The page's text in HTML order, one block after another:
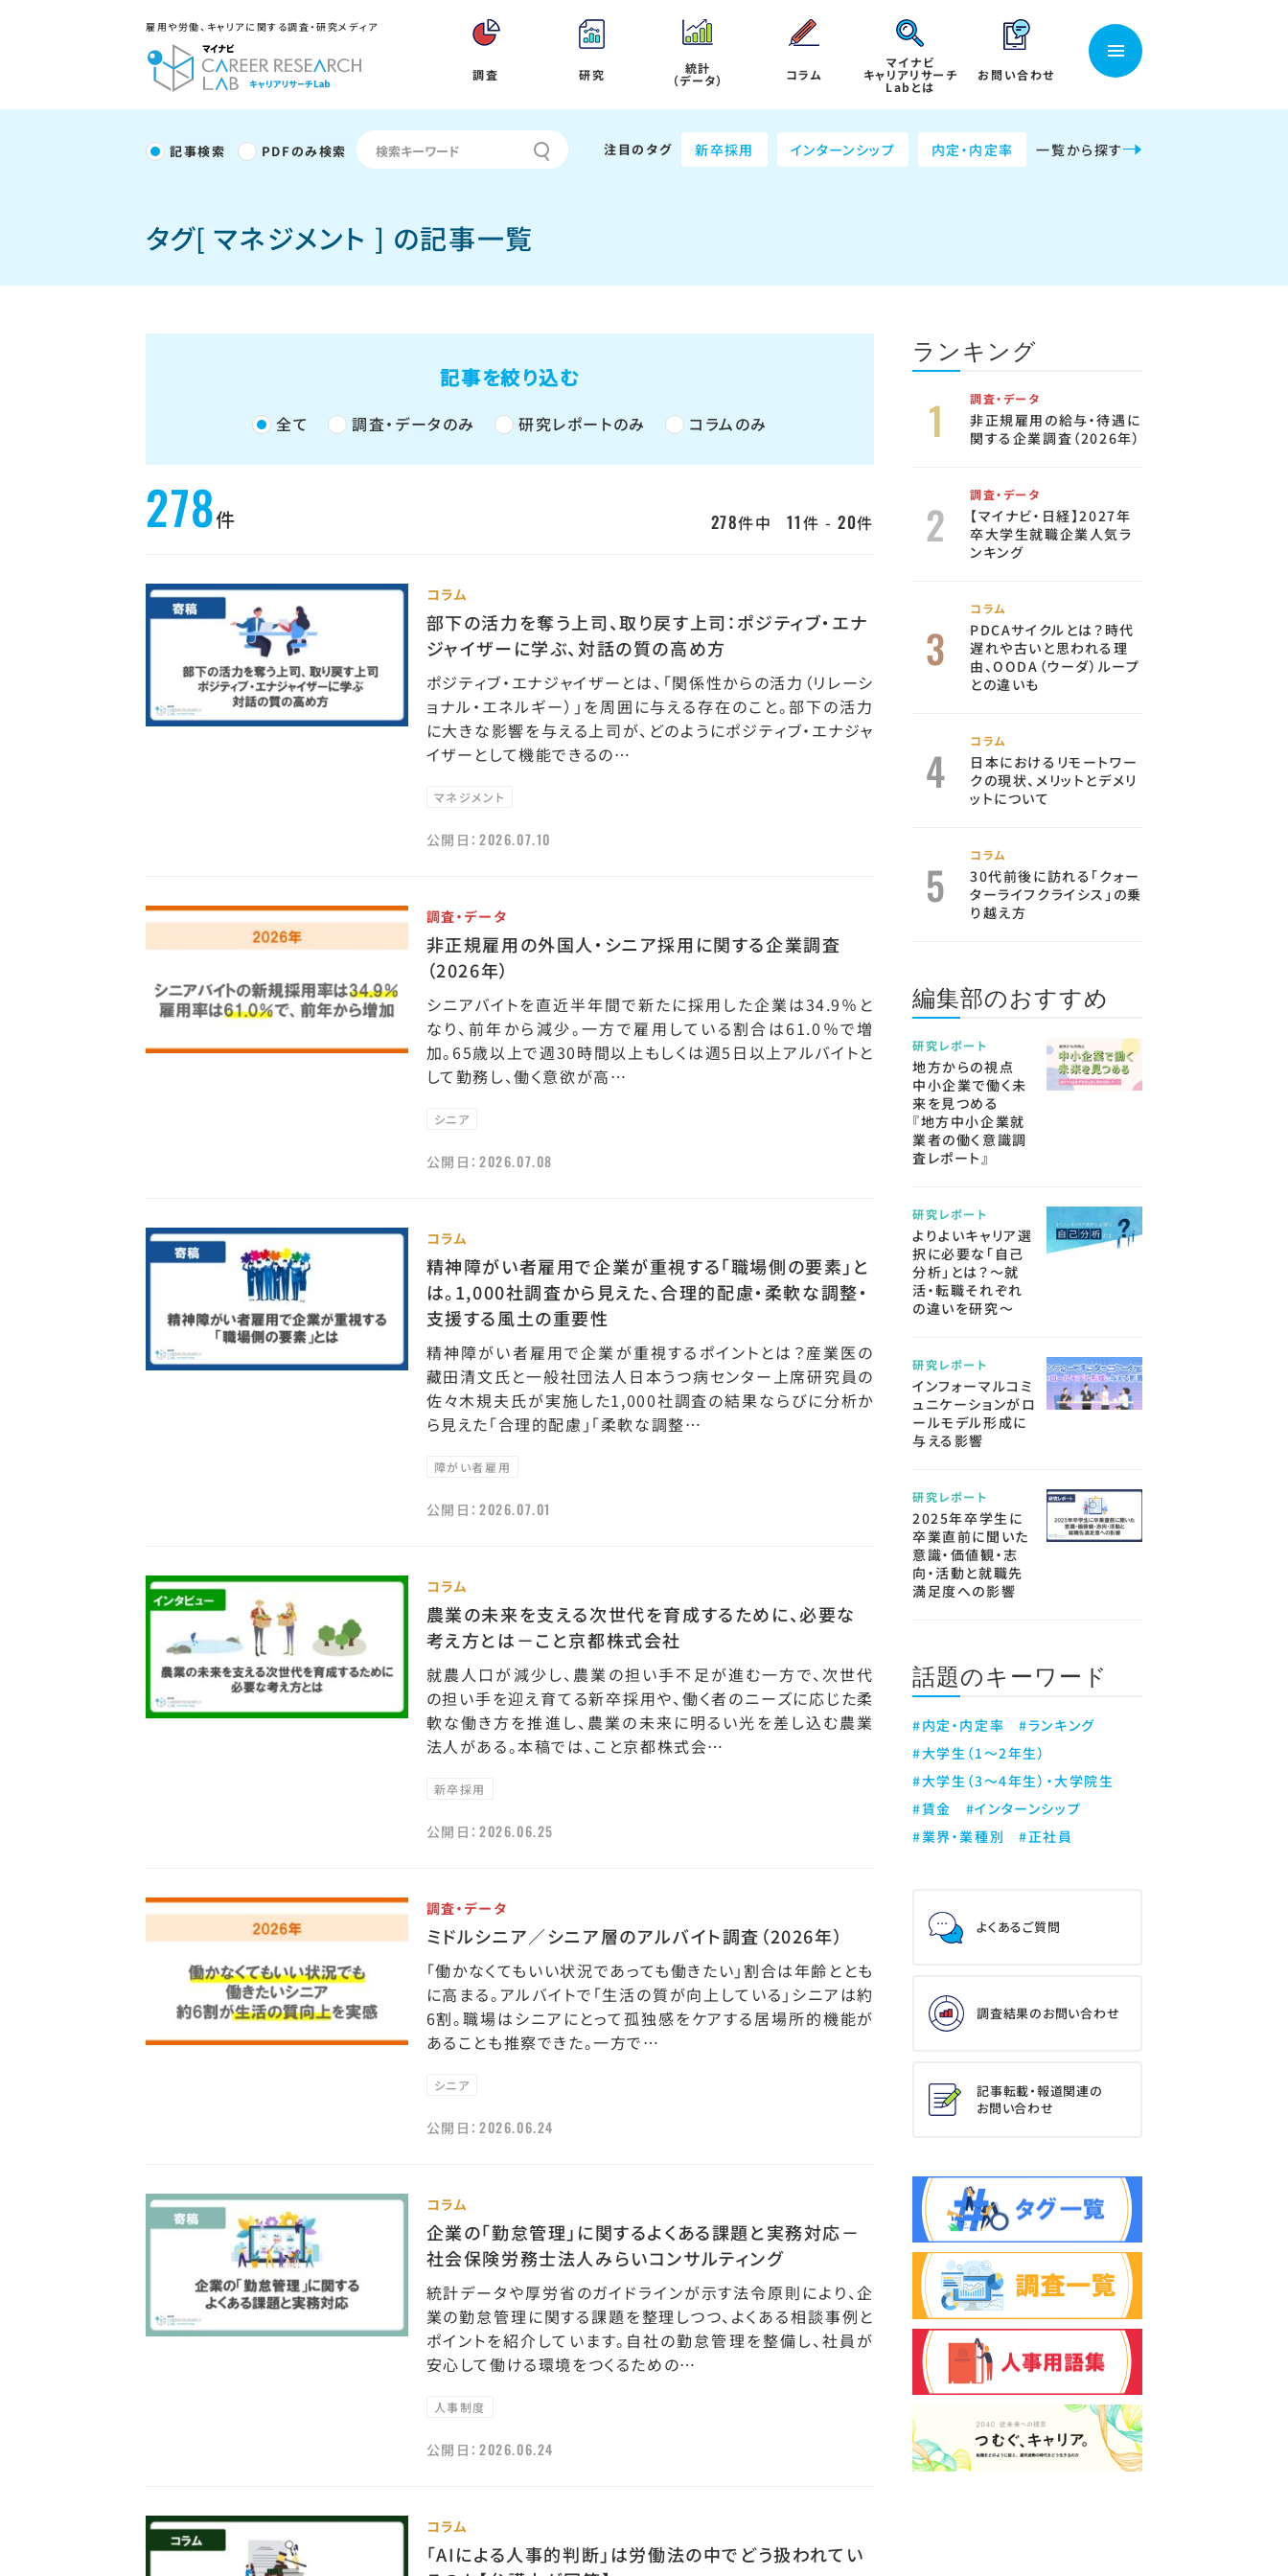
雇用や労働、キャリアに関する調査・研究メディア
調査 研究 統計
（データ） コラム
マイナビ
キャリアリサーチ
Labとは
お問い合わせ
記事検索 PDFのみ検索 注目のタグ 新卒採用 インターンシップ 内定・内定率 一覧から探す
タグ[ マネジメント ] の記事一覧
記事を絞り込む
全て 調査・データのみ 研究レポートのみ コラムのみ
278件 278件中 11件 -20件
コラム
部下の活力を奪う上司、取り戻す上司：ポジティブ・エナ
ジャイザーに学ぶ、対話の質の高め方
ポジティブ・エナジャイザーとは、「関係性からの活力（リレーシ
ョナル・エネルギー）」を周囲に与える存在のこと。部下の活力
に大きな影響を与える上司が、どのようにポジティブ・エナジャ
イザーとして機能できるの…
マネジメント
公開日：2026.07.10
調査・データ
非正規雇用の外国人・シニア採用に関する企業調査
（2026年）
シニアバイトを直近半年間で新たに採用した企業は34.9％と
なり、前年から減少。一方で雇用している割合は61.0％で増
加。65歳以上で週30時間以上もしくは週5日以上アルバイトと
して勤務し、働く意欲が高…
シニア
公開日：2026.07.08
コラム
精神障がい者雇用で企業が重視する「職場側の要素」と
は。1,000社調査から見えた、合理的配慮・柔軟な調整・
支援する風土の重要性
精神障がい者雇用で企業が重視するポイントとは？産業医の
藏田清文氏と一般社団法人日本うつ病センター上席研究員の
佐々木規夫氏が実施した1,000社調査の結果ならびに分析か
ら見えた「合理的配慮」「柔軟な調整…
障がい者雇用
公開日：2026.07.01
コラム
農業の未来を支える次世代を育成するために、必要な
考え方とは－こと京都株式会社
就農人口が減少し、農業の担い手不足が進む一方で、次世代
の担い手を迎え育てる新卒採用や、働く者のニーズに応じた柔
軟な働き方を推進し、農業の未来に明るい光を差し込む農業
法人がある。本稿では、こと京都株式会…
新卒採用
公開日：2026.06.25
調査・データ
ミドルシニア／シニア層のアルバイト調査（2026年）
「働かなくてもいい状況であっても働きたい」割合は年齢ととも
に高まる。アルバイトで「生活の質が向上している」シニアは約
6割。職場はシニアにとって孤独感をケアする居場所的機能が
あることも推察できた。一方で…
シニア
公開日：2026.06.24
コラム
企業の「勤怠管理」に関するよくある課題と実務対応－
社会保険労務士法人みらいコンサルティング
統計データや厚労省のガイドラインが示す法令原則により、企
業の勤怠管理に関する課題を整理しつつ、よくある相談事例と
ポイントを紹介しています。自社の勤怠管理を整備し、社員が
安心して働ける環境をつくるための…
人事制度
公開日：2026.06.24
コラム
「AIによる人事的判断」は労働法の中でどう扱われてい
ランキング
調査・データ
非正規雇用の給与・待遇に
関する企業調査（2026年）
調査・データ
【マイナビ・日経】2027年
卒大学生就職企業人気ラ
ンキング
コラム
PDCAサイクルとは？時代
遅れや古いと思われる理
由、OODA（ウーダ）ループ
との違いも
コラム
日本におけるリモートワー
クの現状、メリットとデメリ
ットについて
コラム
30代前後に訪れる「クォー
ターライフクライシス」の乗
り越え方
編集部のおすすめ
研究レポート
地方からの視点
中小企業で働く未
来を見つめる
『地方中小企業就
業者の働く意識調
査レポート』
研究レポート
よりよいキャリア選
択に必要な「自己
分析」とは？～就
活・転職それぞれ
の違いを研究～
研究レポート
インフォーマルコミ
ュニケーションがロ
ールモデル形成に
与える影響
研究レポート
2025年卒学生に
卒業直前に聞いた
意識・価値観・志
向・活動と就職先
満足度への影響
話題のキーワード
#内定・内定率
#ランキング
#大学生（1～2年生）
#大学生（3～4年生）・大学院生
#賃金
#インターンシップ
#業界・業種別
#正社員
よくあるご質問
調査結果のお問い合わせ
記事転載・報道関連の
お問い合わせ